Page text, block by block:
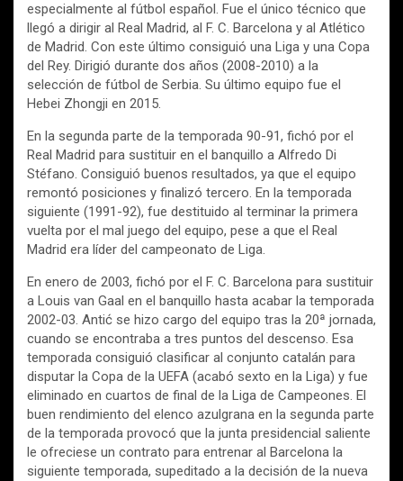
especialmente al fútbol español. Fue el único técnico que
llegó a dirigir al Real Madrid, al F. C. Barcelona y al Atlético
de Madrid. Con este último consiguió una Liga y una Copa
del Rey. Dirigió durante dos años (2008-2010) a la
selección de fútbol de Serbia. Su último equipo fue el
Hebei Zhongji en 2015.
En la segunda parte de la temporada 90-91, fichó por el
Real Madrid para sustituir en el banquillo a Alfredo Di
Stéfano. Consiguió buenos resultados, ya que el equipo
remontó posiciones y finalizó tercero. En la temporada
siguiente (1991-92), fue destituido al terminar la primera
vuelta por el mal juego del equipo, pese a que el Real
Madrid era líder del campeonato de Liga.
En enero de 2003, fichó por el F. C. Barcelona para sustituir
a Louis van Gaal en el banquillo hasta acabar la temporada
2002-03. Antić se hizo cargo del equipo tras la 20ª jornada,
cuando se encontraba a tres puntos del descenso. Esa
temporada consiguió clasificar al conjunto catalán para
disputar la Copa de la UEFA (acabó sexto en la Liga) y fue
eliminado en cuartos de final de la Liga de Campeones. El
buen rendimiento del elenco azulgrana en la segunda parte
de la temporada provocó que la junta presidencial saliente
le ofreciese un contrato para entrenar al Barcelona la
siguiente temporada, supeditado a la decisión de la nueva